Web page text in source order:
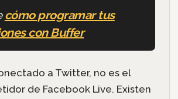
cómo programar tus
con Buffer
a Twitter, no es el
de Facebook Live. Existen